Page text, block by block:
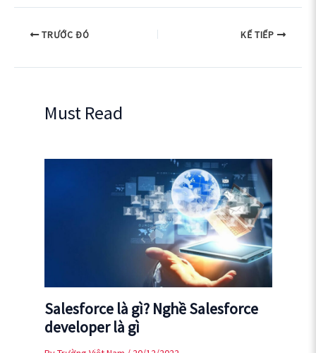
TRƯỚC ĐÓ KẾ TIẾP
Must Read
Salesforce là gì? Nghề Salesforce
developer là gì